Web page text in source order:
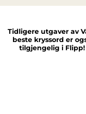
Tidligere utgaver av
beste kryssord er
tilgjengelig i Flipp!